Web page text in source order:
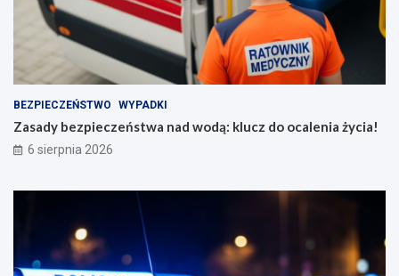
BEZPIECZEŃSTWO WYPADKI
Zasady bezpieczeństwa nad wodą: klucz do ocalenia życia!
6 sierpnia 2026